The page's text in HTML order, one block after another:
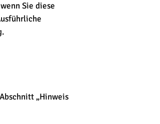
Sie diese
„Hinweis